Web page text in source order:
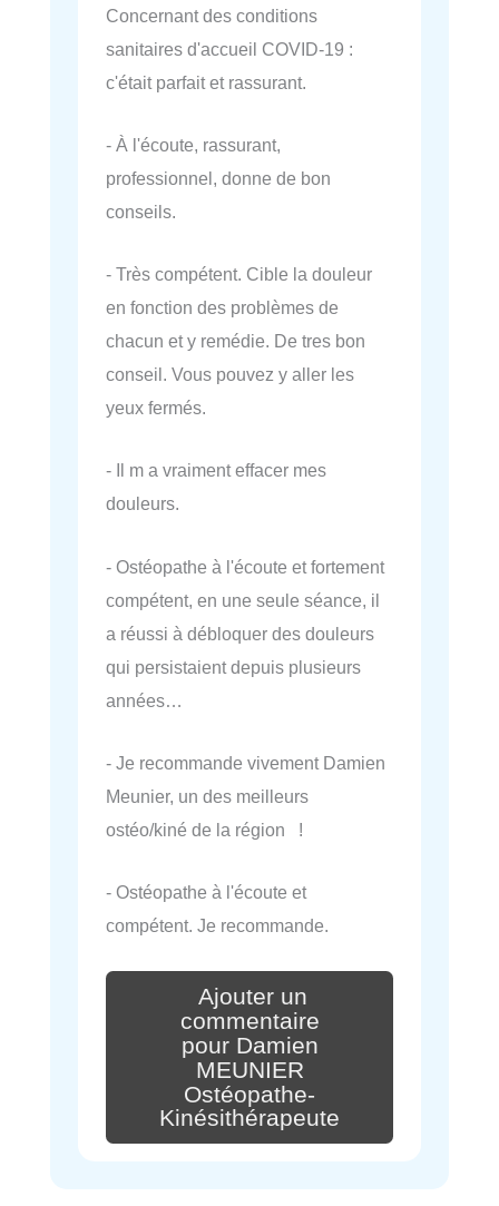
Concernant des conditions
sanitaires d'accueil COVID-19 :
c'était parfait et rassurant.
- À l'écoute, rassurant,
professionnel, donne de bon
conseils.
- Très compétent. Cible la douleur
en fonction des problèmes de
chacun et y remédie. De tres bon
conseil. Vous pouvez y aller les
yeux fermés.
- Il m a vraiment effacer mes
douleurs.
- Ostéopathe à l'écoute et fortement
compétent, en une seule séance, il
a réussi à débloquer des douleurs
qui persistaient depuis plusieurs
années…
- Je recommande vivement Damien
Meunier, un des meilleurs
ostéo/kiné de la région !
- Ostéopathe à l'écoute et
compétent. Je recommande.
Ajouter un
commentaire
pour Damien
MEUNIER
Ostéopathe-
Kinésithérapeute